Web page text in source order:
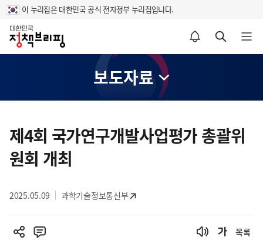
이 누리집은 대한민국 공식 전자정부 누리집입니다.
홈
알림설정 바로가기 검색 바로가기 메뉴 열기
보도자료
텐
츠
영
제4회 국가연구개발사업평가 총괄위
원회 개최
2025.05.09 과학기술정보통신부
목록